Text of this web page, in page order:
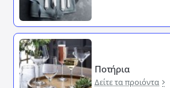
Ποτήρια
Δείτε τα προιόντα